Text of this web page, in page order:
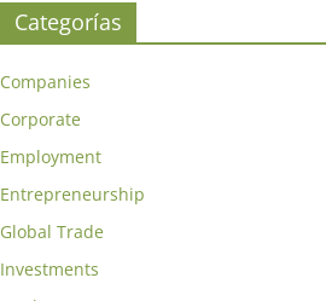
Categorías
Companies
Corporate
Employment
Entrepreneurship
Global Trade
Investments